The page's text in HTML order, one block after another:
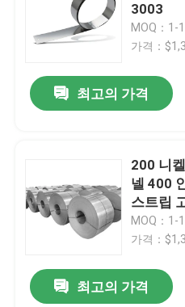
제품
우리에 대하여
3003
MOQ：1-
가격：
최고의 가격
200 니켈 합
넬 400
스트립
MOQ：1-
가격：
최고의 가격